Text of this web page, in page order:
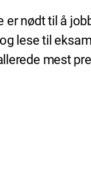
nødt til å
lese til
mest